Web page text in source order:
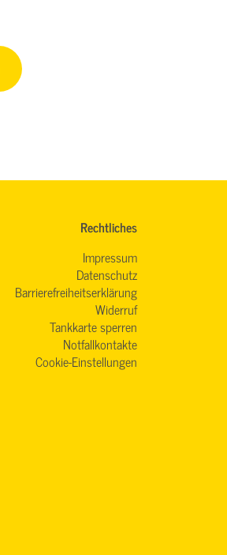
Rechtliches
Impressum
Datenschutz
Barrierefreiheitserklärung
Widerruf
Tankkarte sperren
Notfallkontakte
Cookie-Einstellungen